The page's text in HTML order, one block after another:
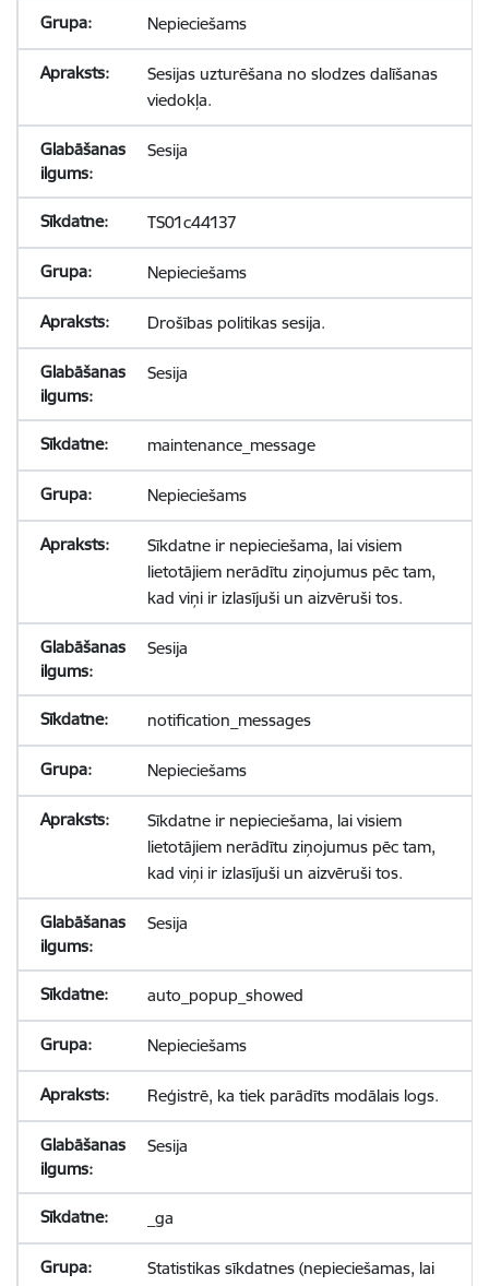
Nepieciešams
Sesijas uzturēšana no slodzes dalīšanas
viedokļa.
Sesija
TS01c44137
Nepieciešams
Drošības politikas sesija.
Sesija
maintenance_message
Nepieciešams
Sīkdatne ir nepieciešama, lai visiem
lietotājiem nerādītu ziņojumus pēc tam,
kad viņi ir izlasījuši un aizvēruši tos.
Sesija
notification_messages
Nepieciešams
Sīkdatne ir nepieciešama, lai visiem
lietotājiem nerādītu ziņojumus pēc tam,
kad viņi ir izlasījuši un aizvēruši tos.
Sesija
auto_popup_showed
Nepieciešams
Reģistrē, ka tiek parādīts modālais logs.
Sesija
_ga
Statistikas sīkdatnes (nepieciešamas, lai